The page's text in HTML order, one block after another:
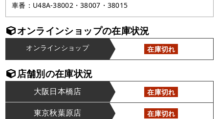
車番：U48A-38002・38007・38015
オンラインショップの在庫状況
オンラインショップ 在庫切れ
店舗別の在庫状況
大阪日本橋店 在庫切れ
東京秋葉原店 在庫切れ